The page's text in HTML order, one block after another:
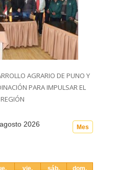
AGRARIO DE PUNO Y
PARA IMPULSAR EL
Mes
agosto 2026
vie. sáb.
dom.